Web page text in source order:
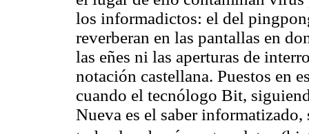
los informadictos: el del
reverberan en las pantallas en
las eñes ni las aperturas de
notación castellana. Puestos en
cuando el tecnólogo Bit,
Nueva es el saber